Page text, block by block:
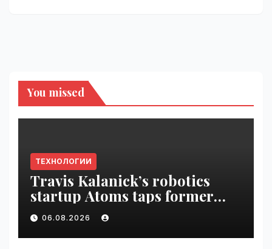
You missed
ТЕХНОЛОГИИ
Travis Kalanick’s robotics
startup Atoms taps former
Uber finance chief as CFO |
VseTime.ru
06.08.2026